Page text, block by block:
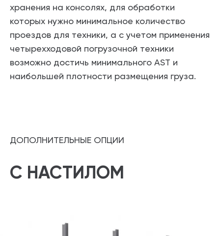
хранения на консолях, для обработки
которых нужно минимальное количество
проездов для техники, а с учетом применения
четырехходовой погрузочной техники
возможно достичь минимального AST и
наибольшей плотности размещения груза.
ДОПОЛНИТЕЛЬНЫЕ ОПЦИИ
С НАСТИЛОМ